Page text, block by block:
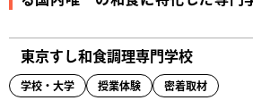
東京すし和食調理専門学校
学校・大学 授業体験 密着取材